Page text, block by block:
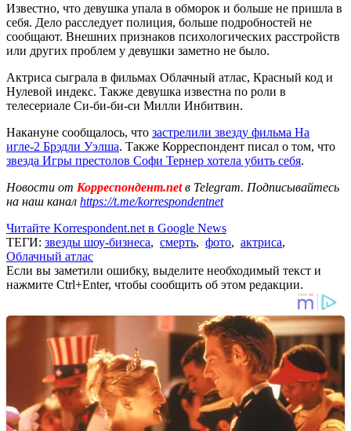
Известно, что девушка упала в обморок и больше не пришла в
себя. Дело расследует полиция, больше подробностей не
сообщают. Внешних признаков психологических расстройств
или других проблем у девушки заметно не было.
Актриса сыграла в фильмах Облачный атлас, Красный код и
Нулевой индекс. Также девушка известна по роли в
телесериале Си-би-би-си Милли Инбитвин.
Накануне сообщалось, что застрелили звезду фильма На
игле-2 Брэдли Уэлша. Также Корреспондент писал о том, что
звезда Игры престолов Софи Тернер хотела убить себя.
Новости от Корреспондент.netв Telegram. Подписывайтесь
на наш канал https://t.me/korrespondentnet
Читайте Korrespondent.net в Google News
ТЕГИ: звезды шоу-бизнеса, смерть, фото, актриса,
Облачный атлас
Если вы заметили ошибку, выделите необходимый текст и
нажмите Ctrl+Enter, чтобы сообщить об этом редакции.